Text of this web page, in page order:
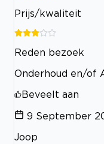
Prijs/kwaliteit
Reden bezoek
Onderhoud en/of
Beveelt aan
9 September
Joop